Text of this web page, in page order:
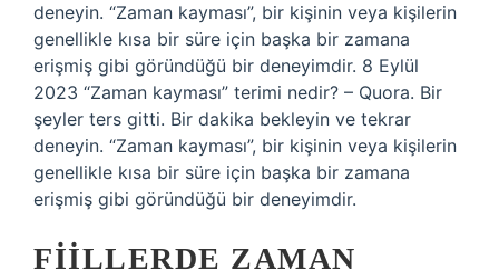
deneyin. “Zaman kayması”, bir kişinin veya kişilerin
genellikle kısa bir süre için başka bir zamana
erişmiş gibi göründüğü bir deneyimdir. 8 Eylül
2023 “Zaman kayması” terimi nedir? – Quora. Bir
şeyler ters gitti. Bir dakika bekleyin ve tekrar
deneyin. “Zaman kayması”, bir kişinin veya kişilerin
genellikle kısa bir süre için başka bir zamana
erişmiş gibi göründüğü bir deneyimdir.
FIILLERDE ZAMAN